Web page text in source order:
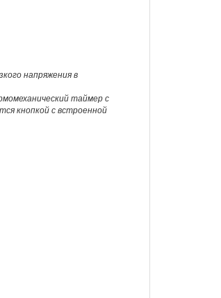
напряжения в
таймер с
кнопкой с встроенной